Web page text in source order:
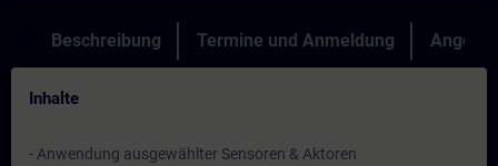
Beschreibung Termine und Anmeldung Angebot
Inhalte
- Anwendung ausgewählter Sensoren & Aktoren